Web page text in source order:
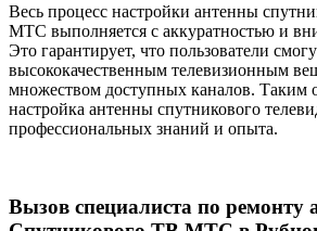
Весь процесс настройки антенны
МТС выполняется с аккуратностью и
Это гарантирует, что пользователи
высококачественным телевизионным
множеством доступных каналов. Таким
настройка антенны спутникового
профессиональных знаний и опыта.
Вызов специалиста по ремонту